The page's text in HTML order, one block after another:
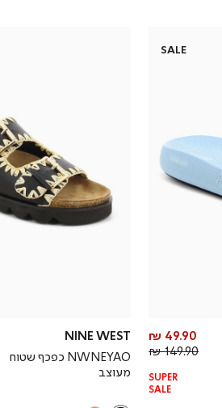
SALE
מחיר
מוצר
49.90 ₪
מחיר
149.90 ₪
SUPER
SALE
NINE WEST
NWNEYAO כפכף שטוח
מעוצב